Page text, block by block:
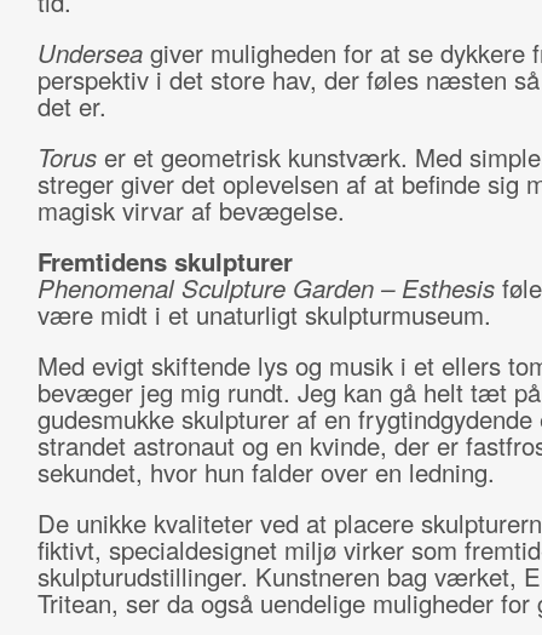
Underseagiver muligheden for at se dykkere
perspektiv i det store hav, der føles næsten
det er.
Toruser et geometrisk kunstværk. Med
streger giver det oplevelsen af at befinde sig
magisk virvar af bevægelse.
Fremtidens skulpturer
Phenomenal Sculpture Garden – Esthesis
være midt i et unaturligt skulpturmuseum.
Med evigt skiftende lys og musik i et ellers
bevæger jeg mig rundt. Jeg kan gå helt tæt på
gudesmukke skulpturer af en frygtindgydende
strandet astronaut og en kvinde, der er
sekundet, hvor hun falder over en ledning.
De unikke kvaliteter ved at placere
fiktivt, specialdesignet miljø virker som
skulpturudstillinger. Kunstneren bag værket,
Tritean, ser da også uendelige muligheder for